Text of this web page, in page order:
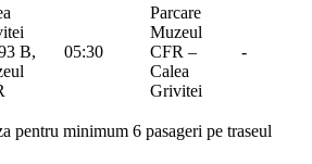
B,
05:30
Parcare
Muzeul
CFR –
Calea
Grivitei
-
pentru minimum 6 pasageri pe traseul